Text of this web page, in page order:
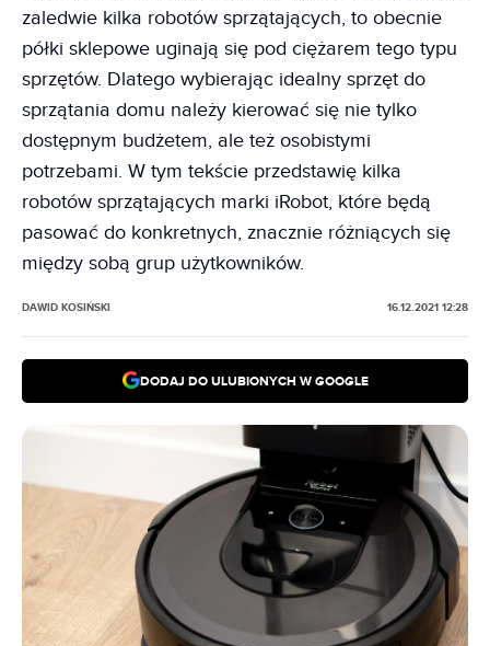
zaledwie kilka robotów sprzątających, to obecnie
półki sklepowe uginają się pod ciężarem tego typu
sprzętów. Dlatego wybierając idealny sprzęt do
sprzątania domu należy kierować się nie tylko
dostępnym budżetem, ale też osobistymi
potrzebami. W tym tekście przedstawię kilka
robotów sprzątających marki iRobot, które będą
pasować do konkretnych, znacznie różniących się
między sobą grup użytkowników.
DAWID KOSIŃSKI 16.12.2021 12:28
DODAJ DO ULUBIONYCH W GOOGLE